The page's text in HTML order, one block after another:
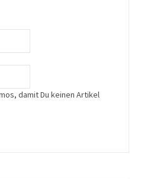
s
t
damit Du keinen Artikel